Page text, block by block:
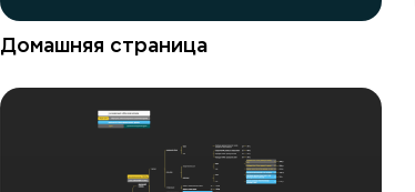
Домашняя страница